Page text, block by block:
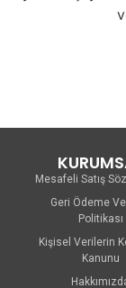
Mesafeli Satış
Geri Ödeme
Politikası
Kişisel Verilerin
Kanunu